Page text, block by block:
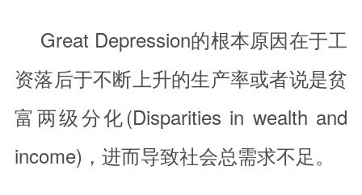
Great Depression的根本原因在于工
资落后于不断上升的生产率或者说是贫
富两级分化(Disparities in wealth and
income)，进而导致社会总需求不足。